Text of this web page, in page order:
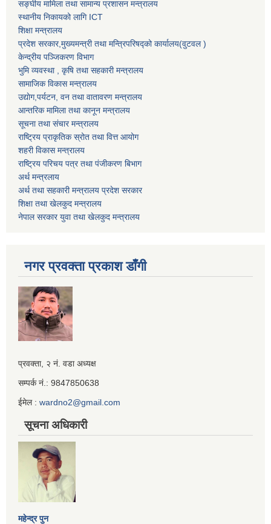
सङ्घीय मामिला तथा सामान्य प्रशासन मन्त्रालय
स्थानीय निकायको लागि ICT
शिक्षा मन्त्रालय
प्रदेश सरकार,मुख्यमन्त्री तथा मन्त्रिपरिषद्को कार्यालय(वुटवल )
केन्द्रीय पञ्जिकरण विभाग
भुमि व्यवस्था , कृषि तथा सहकारी मन्त्रालय
सामाजिक विकास मन्त्रालय
उद्याेग,पर्यटन, वन तथा वातावरण मन्त्रालय
आन्तरिक मामिला तथा कानून मन्त्रालय
सूचना तथा संचार मन्त्रालय
राष्ट्रिय प्राकृतिक स्रोत तथा वित्त आयोग
शहरी विकास मन्त्रालय
राष्ट्रिय परिचय पत्र तथा पंजीकरण बिभाग
अर्थ मन्त्रलाय
अर्थ तथा सहकारी मन्त्रालय प्रदेश सरकार
शिक्षा तथा खेलकुद मन्‍‍त्रालय
नेपाल सरकार युवा तथा खेलकुद मन्त्रालय
नगर प्रवक्ता प्रकाश डाँगी
Iframe
Generator
प्रवक्ता, २ नं. वडा अध्यक्ष
सम्पर्क नं.: 9847850638
ईमेल : wardno2@gmail.com
सूचना अधिकारी
महेन्द्र पुन